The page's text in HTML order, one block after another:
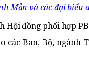
Mẫn và các đại biểu
Hội đồng phối hợp
các Ban, Bộ,